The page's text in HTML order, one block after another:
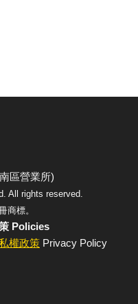
區營業所)
All rights reserved.
商標。
Policies
權政策 Privacy Policy